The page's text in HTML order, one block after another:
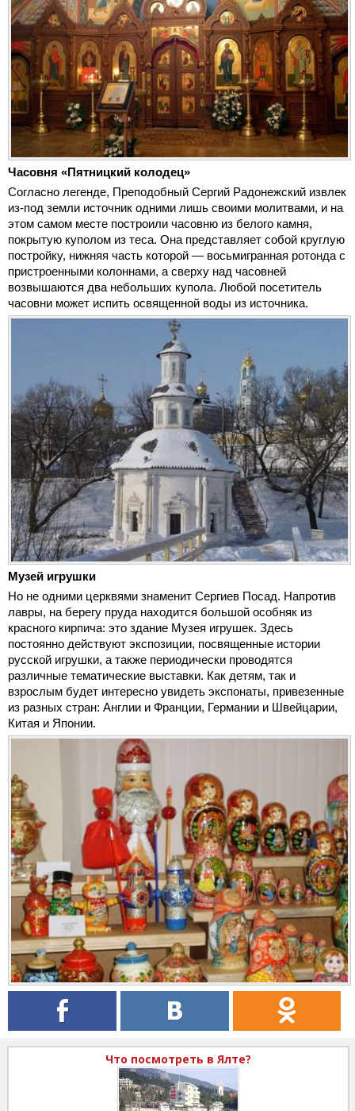
Часовня «Пятницкий колодец»
Согласно легенде, Преподобный Сергий Радонежский извлек
из-под земли источник одними лишь своими молитвами, и на
этом самом месте построили часовню из белого камня,
покрытую куполом из теса. Она представляет собой круглую
постройку, нижняя часть которой — восьмигранная ротонда с
пристроенными колоннами, а сверху над часовней
возвышаются два небольших купола. Любой посетитель
часовни может испить освященной воды из источника.
Музей игрушки
Но не одними церквями знаменит Сергиев Посад. Напротив
лавры, на берегу пруда находится большой особняк из
красного кирпича: это здание Музея игрушек. Здесь
постоянно действуют экспозиции, посвященные истории
русской игрушки, а также периодически проводятся
различные тематические выставки. Как детям, так и
взрослым будет интересно увидеть экспонаты, привезенные
из разных стран: Англии и Франции, Германии и Швейцарии,
Китая и Японии.
Что посмотреть в Ялте?